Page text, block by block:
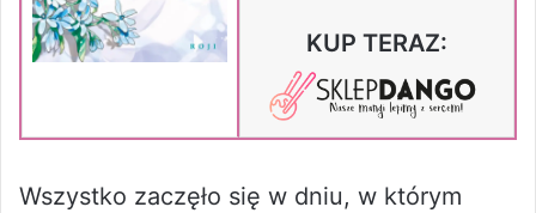
KUP TERAZ:
Wszystko zaczęło się w dniu, w którym